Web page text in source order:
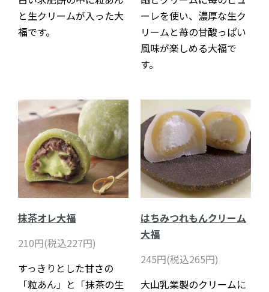
と生クリームが入った大
福です。
ーレを使い、濃厚な生ク
リームと苺の甘酸っぱい
風味が楽しめる大福で
す。
抹茶オレ大福
210円(税込227円)
すっきりとした甘さの
「粒あん」と「抹茶の生
はちみつれもんクリーム
大福
245円(税込265円)
大山乳業製のクリームに